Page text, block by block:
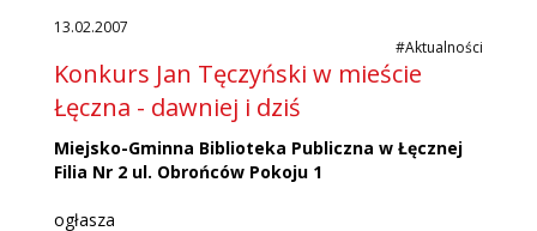
13.02.2007
#Aktualności
Konkurs Jan Tęczyński w mieście
Łęczna - dawniej i dziś
Miejsko-Gminna Biblioteka Publiczna w Łęcznej
Filia Nr 2 ul. Obrońców Pokoju 1
ogłasza